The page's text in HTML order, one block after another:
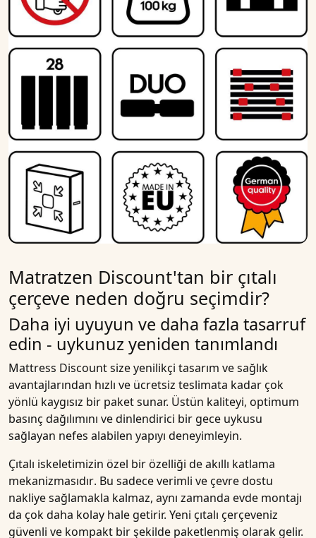
Matratzen Discount'tan bir çıtalı
çerçeve neden doğru seçimdir?
Daha iyi uyuyun ve daha fazla tasarruf
edin - uykunuz yeniden tanımlandı
Mattress Discount size yenilikçi tasarım ve sağlık
avantajlarından hızlı ve ücretsiz teslimata kadar çok
yönlü kaygısız bir paket sunar. Üstün kaliteyi, optimum
basınç dağılımını ve dinlendirici bir gece uykusu
sağlayan nefes alabilen yapıyı deneyimleyin.
Çıtalı iskeletimizin özel bir özelliği de akıllı katlama
mekanizmasıdır. Bu sadece verimli ve çevre dostu
nakliye sağlamakla kalmaz, aynı zamanda evde montajı
da çok daha kolay hale getirir. Yeni çıtalı çerçeveniz
güvenli ve kompakt bir şekilde paketlenmiş olarak gelir.